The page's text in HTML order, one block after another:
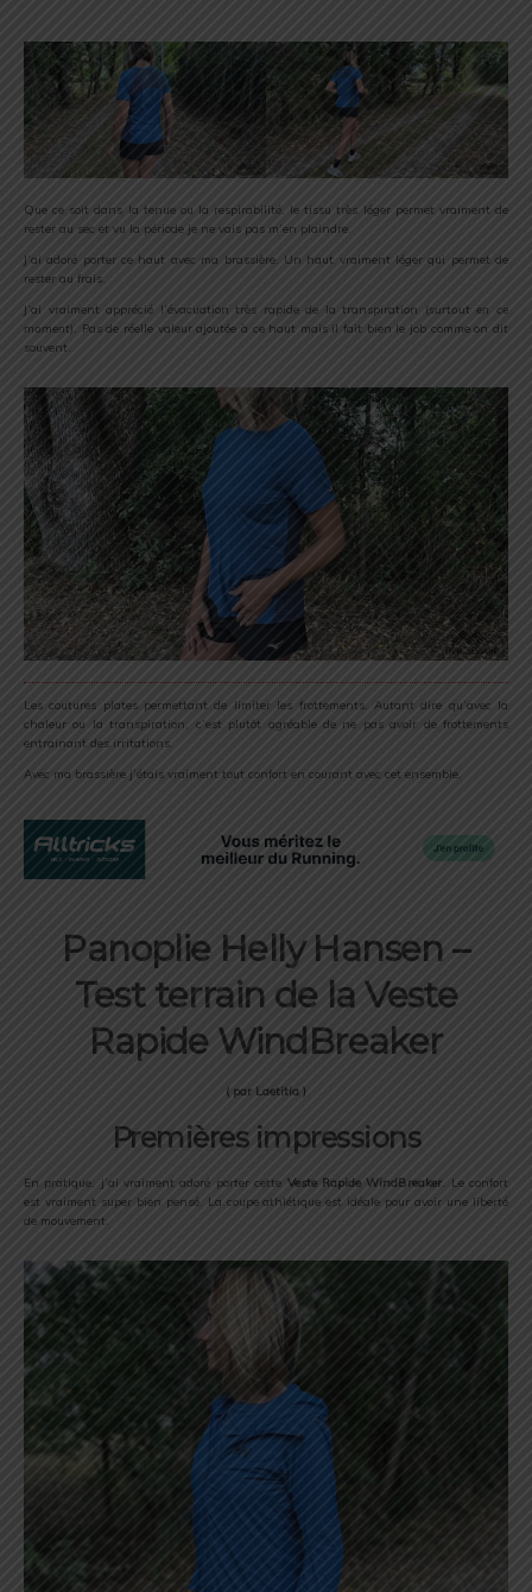
Que ce soit dans la tenue ou la respirabilité, le tissu très léger permet vraiment de
rester au sec et vu la période je ne vais pas m’en plaindre.
J’ai adoré porter ce haut avec ma brassière. Un haut vraiment léger qui permet de
rester au frais.
J’ai vraiment apprécié l’évacuation très rapide de la transpiration (surtout en ce
moment). Pas de réelle valeur ajoutée à ce haut mais il fait bien le job comme on dit
souvent.
Les coutures plates permettant de limiter les frottements. Autant dire qu’avec la
chaleur ou la transpiration, c’est plutôt agréable de ne pas avoir de frottements
entrainant des irritations.
Avec ma brassière j’étais vraiment tout confort en courant avec cet ensemble.
Panoplie Helly Hansen –
Test terrain de la Veste
Rapide WindBreaker
( par Laetitia )
Premières impressions
En pratique, j’ai vraiment adoré porter cette Veste Rapide WindBreaker. Le confort
est vraiment super bien pensé. La coupe athlétique est idéale pour avoir une liberté
de mouvement.